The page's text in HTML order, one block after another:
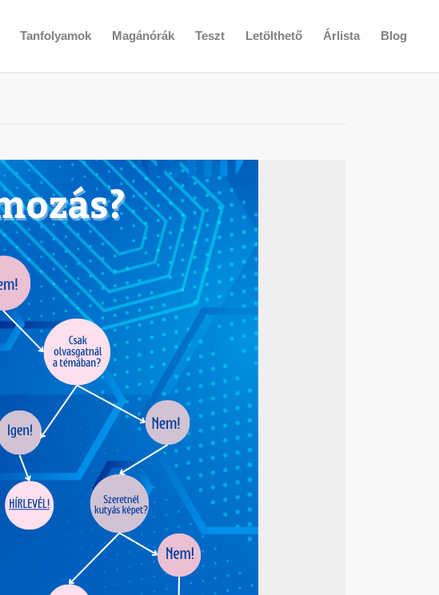
Tanfolyamok Magánórák Teszt Letölthető Árlista Blog